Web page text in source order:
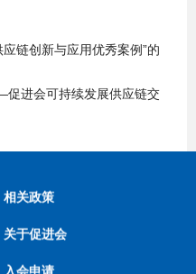
链创新与应用优秀案例”的
进会可持续发展供应链交
相关政策
关于促进会
入会申请